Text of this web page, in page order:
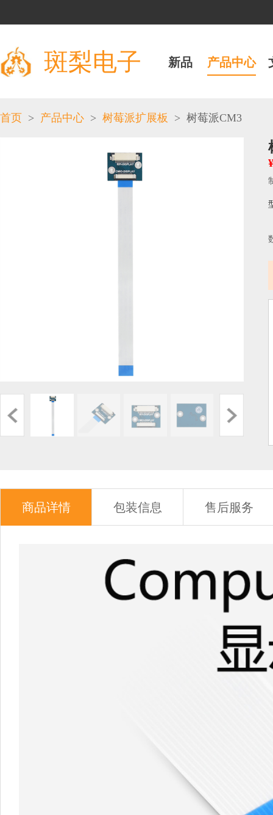
斑梨电子 新品 产品中心
首页 > 产品中心 > 树莓派扩展板 > 树莓派CM3
商品详情 包装信息 售后服务